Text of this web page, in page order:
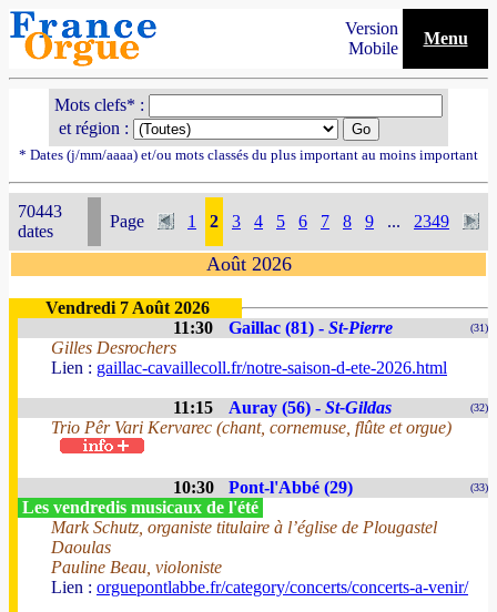
Version
Mobile
Menu
Mots clefs* :
et région :
* Dates (j/mm/aaaa) et/ou mots classés du plus important au moins important
70443
dates
Page 1 2 3 4 5 6 7 8 9 ... 2349
Août 2026
Vendredi 7 Août 2026
11:30
Gaillac (81) - St-Pierre (31)
Gilles Desrochers
Lien : gaillac-cavaillecoll.fr/notre-saison-d-ete-2026.html
11:15 Auray (56) - St-Gildas (32)
Trio Pêr Vari Kervarec (chant, cornemuse, flûte et orgue)
10:30 Pont-l'Abbé (29) (33)
Les vendredis musicaux de l'été
Mark Schutz, organiste titulaire à l’église de Plougastel
Daoulas
Pauline Beau, violoniste
Lien : orguepontlabbe.fr/category/concerts/concerts-a-venir/